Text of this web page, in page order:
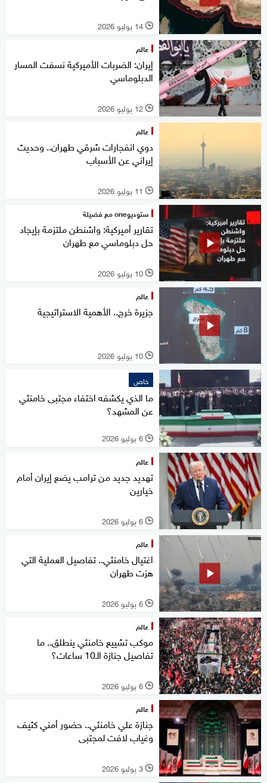
l 14 يوليو 2026
عالم
إيران: الضربات الأميركية نسفت المسار
الدبلوماسي
l 12 يوليو 2026
عالم
دوي انفجارات شرقي طهران.. وحديث
إيراني عن الأسباب
l 11 يوليو 2026
ستوديوone مع فضيلة
تقارير أميركية: واشنطن ملتزمة بإيجاد
حل دبلوماسي مع طهران
l 10 يوليو 2026
عالم
جزيرة خرج.. الأهمية الاستراتيجية
l 10 يوليو 2026
خاص
ما الذي يكشفه اختفاء مجتبى خامنئي
عن المشهد؟
l 6 يوليو 2026
عالم
تهديد جديد من ترامب يضع إيران أمام
خيارين
l 6 يوليو 2026
عالم
اغتيال خامنئي.. تفاصيل العملية التي
هزت طهران
l 6 يوليو 2026
عالم
موكب تشييع خامنئي ينطلق.. ما
تفاصيل جنازة الـ10 ساعات؟
l 6 يوليو 2026
عالم
جنازة علي خامنئي.. حضور أمني كثيف
وغياب لافت لمجتبى
l 3 يوليو 2026